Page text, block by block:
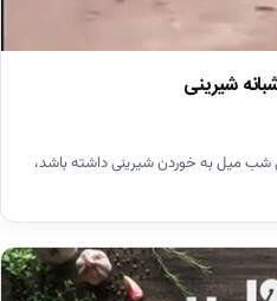
شب میل به خوردن شیرینی‌ داشته باشد،